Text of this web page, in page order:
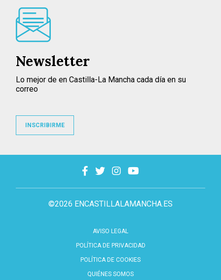
©2026 ENCASTILLALAMANCHA.ES
AVISO LEGAL
POLÍTICA DE PRIVACIDAD
POLÍTICA DE COOKIES
QUIÉNES SOMOS
Newsletter
Lo mejor de en Castilla-La Mancha cada día en su
correo
INSCRIBIRME